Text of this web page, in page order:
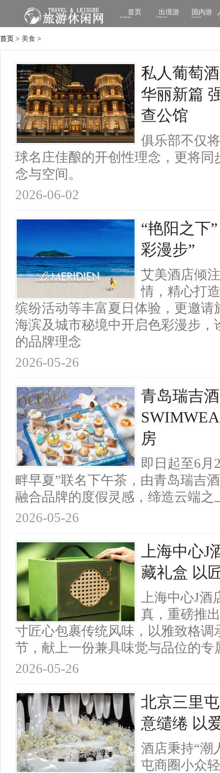
首页
Homepage
出境游
Outbound
国内游
Inbound
首页 > 美食 >
私人葡萄
华丽新篇
查公馆
俱乐部不仅
球名庄佳酿的开创性理念，更将
念与空间。
2026-06-02
“艳阳之下
彩漫步”
艾美酒店倾
情，精心打
缤纷活动等丰富夏日体验，更邀
海滨及城市秘境中开启色彩漫步，
的品牌理念
2026-05-26
青岛瑞吉
房
即日起至6月
畔早夏”联名下午茶，由青岛瑞吉
融合品牌的度假灵感，缔造云端之
2026-05-26
上海中心J
藏礼盒 以
上海中心J酒
真，重磅推
寸匠心包裹传统风味，以雅致格
节，献上一份兼具味觉与品位的专
2026-05-26
北京三里
意缱绻 以
酒店秉持“潮
屯商圈小众